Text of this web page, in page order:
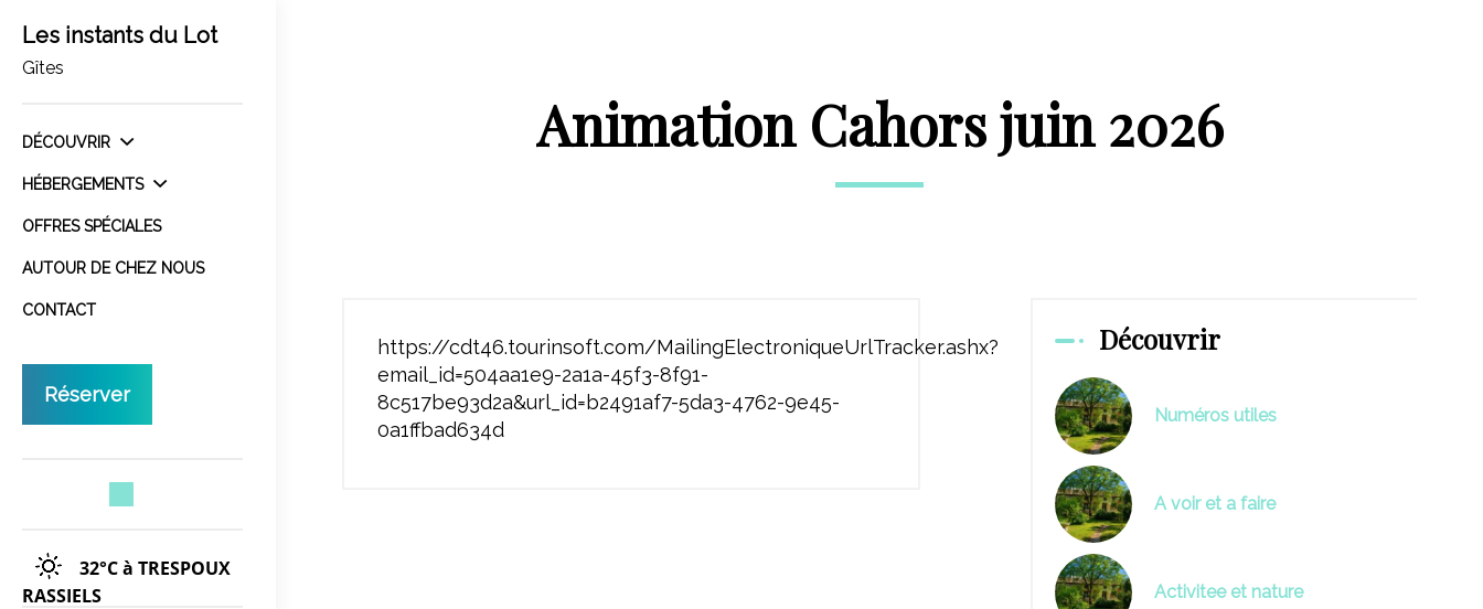
Les instants du Lot
Gîtes
DÉCOUVRIR
HÉBERGEMENTS
OFFRES SPÉCIALES
AUTOUR DE CHEZ NOUS
CONTACT
Réserver
32°Cà TRESPOUX
RASSIELS
Animation Cahors juin 2026
https://cdt46.tourinsoft.com/MailingElectroniqueUrlTracker.ashx?
email_id=504aa1e9-2a1a-45f3-8f91-
8c517be93d2a&url_id=b2491af7-5da3-4762-9e45-
0a1ffbad634d
Découvrir
Numéros utiles
A voir et a faire
Activitee et nature